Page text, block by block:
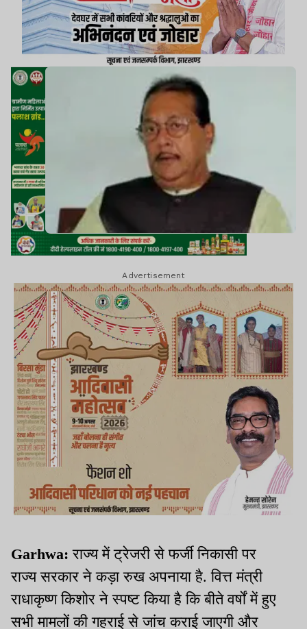
Advertisement
Garhwa: राज्य में ट्रेजरी से फर्जी निकासी पर
राज्य सरकार ने कड़ा रुख अपनाया है. वित्त मंत्री
राधाकृष्ण किशोर ने स्पष्ट किया है कि बीते वर्षों में हुए
सभी मामलों की गहराई से जांच कराई जाएगी और